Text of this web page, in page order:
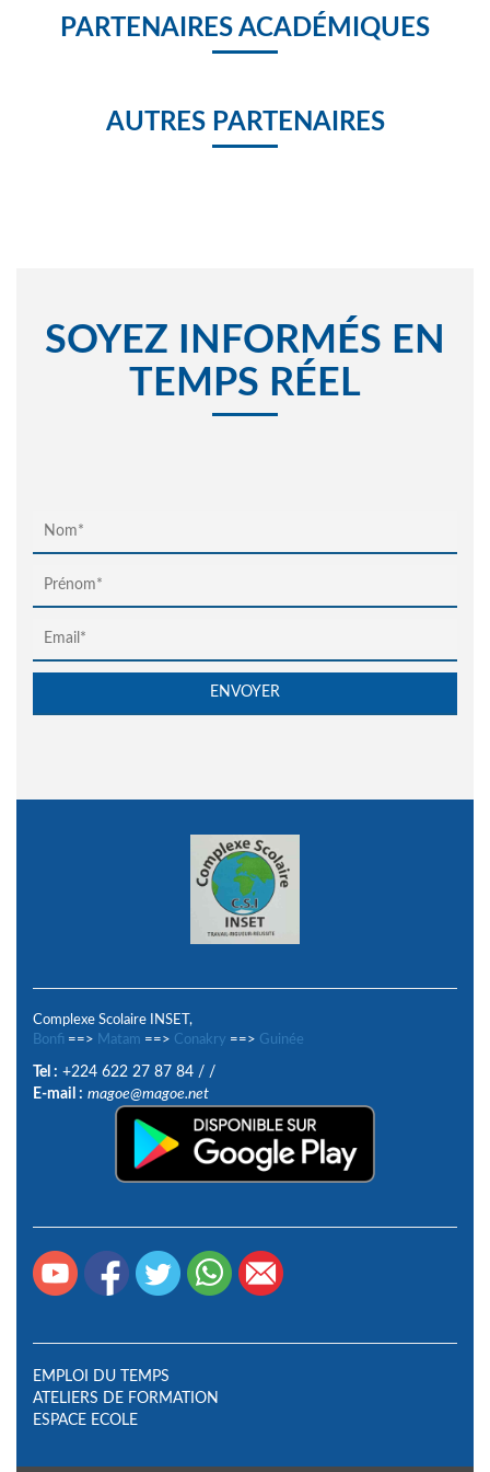
PARTENAIRES ACADÉMIQUES
AUTRES PARTENAIRES
SOYEZ INFORMÉS EN
TEMPS RÉEL
Complexe Scolaire INSET,
Bonfi ==> Matam ==> Conakry ==> Guinée
Tel : +224 622 27 87 84 / /
E-mail : magoe@magoe.net
EMPLOI DU TEMPS
ATELIERS DE FORMATION
ESPACE ECOLE